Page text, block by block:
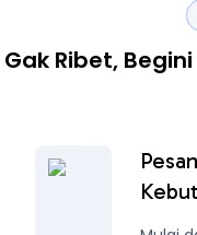
Gak Ribet,